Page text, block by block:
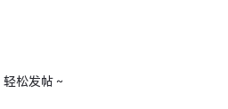
松发帖～